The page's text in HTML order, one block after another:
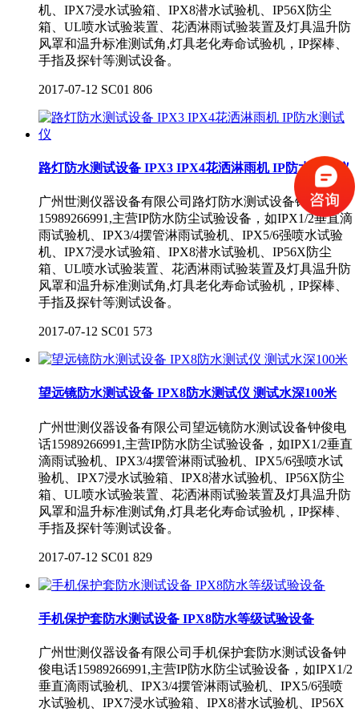
机、IPX7浸水试验箱、IPX8潜水试验机、IP56X防尘
箱、UL喷水试验装置、花洒淋雨试验装置及灯具温升防
风罩和温升标准测试角,灯具老化寿命试验机，IP探棒、
手指及探针等测试设备。
2017-07-12 SC01 806
路灯防水测试设备 IPX3 IPX4花洒淋雨机 IP防水测试仪
广州世测仪器设备有限公司路灯防水测试设备钟俊电话
15989266991,主营IP防水防尘试验设备，如IPX1/2垂直滴
雨试验机、IPX3/4摆管淋雨试验机、IPX5/6强喷水试验
机、IPX7浸水试验箱、IPX8潜水试验机、IP56X防尘
箱、UL喷水试验装置、花洒淋雨试验装置及灯具温升防
风罩和温升标准测试角,灯具老化寿命试验机，IP探棒、
手指及探针等测试设备。
2017-07-12 SC01 573
望远镜防水测试设备 IPX8防水测试仪 测试水深100米
广州世测仪器设备有限公司望远镜防水测试设备钟俊电
话15989266991,主营IP防水防尘试验设备，如IPX1/2垂直
滴雨试验机、IPX3/4摆管淋雨试验机、IPX5/6强喷水试
验机、IPX7浸水试验箱、IPX8潜水试验机、IP56X防尘
箱、UL喷水试验装置、花洒淋雨试验装置及灯具温升防
风罩和温升标准测试角,灯具老化寿命试验机，IP探棒、
手指及探针等测试设备。
2017-07-12 SC01 829
手机保护套防水测试设备 IPX8防水等级试验设备
广州世测仪器设备有限公司手机保护套防水测试设备钟
俊电话15989266991,主营IP防水防尘试验设备，如IPX1/2
垂直滴雨试验机、IPX3/4摆管淋雨试验机、IPX5/6强喷
水试验机、IPX7浸水试验箱、IPX8潜水试验机、IP56X